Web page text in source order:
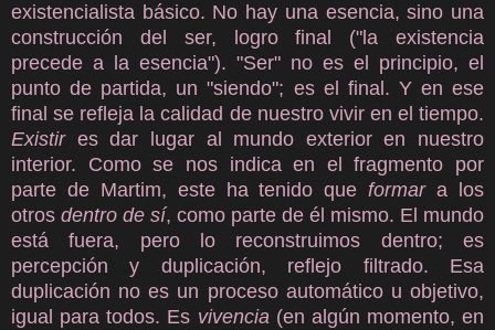
existencialista básico. No hay una esencia, sino una
construcción del ser, logro final ("la existencia
precede a la esencia"). "Ser" no es el principio, el
punto de partida, un "siendo"; es el final. Y en ese
final se refleja la calidad de nuestro vivir en el tiempo.
Existires dar lugar al mundo exterior en nuestro
interior. Como se nos indica en el fragmento por
parte de Martim, este ha tenido queformara los
otros dentro de sí, como parte de él mismo. El mundo
está fuera, pero lo reconstruimos dentro; es
percepción y duplicación, reflejo filtrado. Esa
duplicación no es un proceso automático u objetivo,
igual para todos. Es vivencia(en algún momento, en